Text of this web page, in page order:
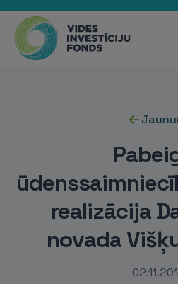
realizācija
novada